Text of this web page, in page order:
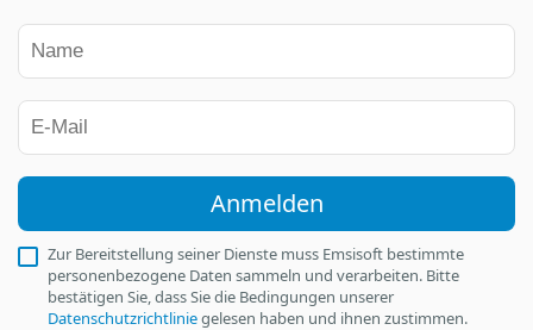
Anmelden
Zur Bereitstellung seiner Dienste muss Emsisoft bestimmte
personenbezogene Daten sammeln und verarbeiten. Bitte
bestätigen Sie, dass Sie die Bedingungen unserer
Datenschutzrichtliniegelesen haben und ihnen zustimmen.